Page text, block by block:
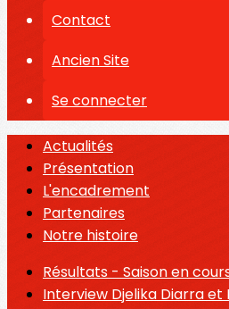
Contact
Ancien Site
Se connecter
Actualités
Présentation
L'encadrement
Partenaires
Notre histoire
Résultats - Saison en
Interview Djelika Diarra et